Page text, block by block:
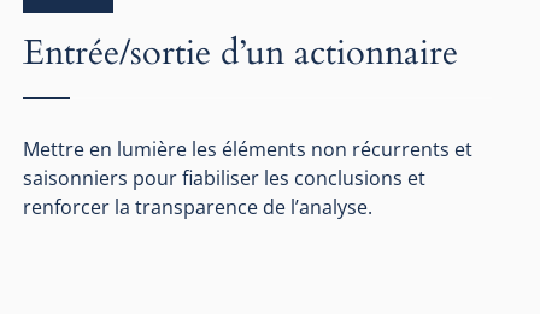
Entrée/sortie d’un actionnaire
Mettre en lumière les éléments non récurrents et
saisonniers pour fiabiliser les conclusions et
renforcer la transparence de l’analyse.